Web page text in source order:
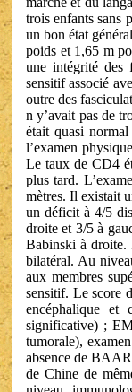
trois enfants sans
un bon état
poids et 1,65 m
une intégrité des
sensitif associé
outre des
n y’avait pas de
était quasi
l’examen
Le taux de CD4
plus tard.
mètres. Il existait
un déficit à 4/5
droite et 3/5 à
Babinski à droite.
bilatéral. Au
aux membres
sensitif. Le score
encéphalique et
significative) ;
tumorale),
absence de
de Chine de